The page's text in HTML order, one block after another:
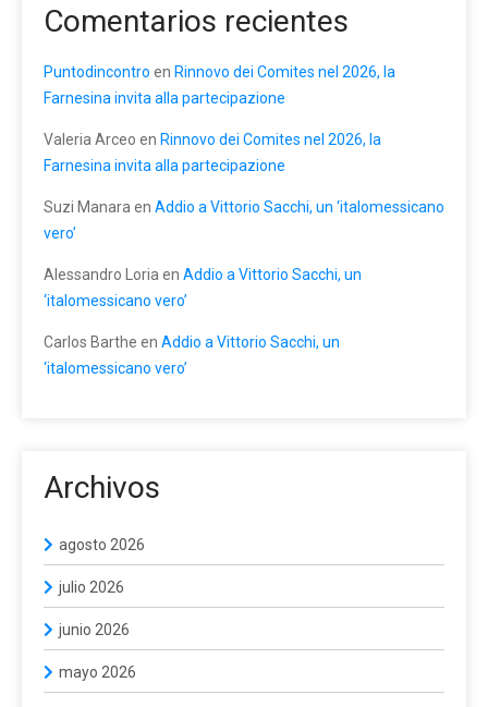
Comentarios recientes
Puntodincontro en Rinnovo dei Comites nel 2026, la
Farnesina invita alla partecipazione
Valeria Arceo en Rinnovo dei Comites nel 2026, la
Farnesina invita alla partecipazione
Suzi Manara en Addio a Vittorio Sacchi, un ‘italomessicano
vero’
Alessandro Loria en Addio a Vittorio Sacchi, un
‘italomessicano vero’
Carlos Barthe en Addio a Vittorio Sacchi, un
‘italomessicano vero’
Archivos
agosto 2026
julio 2026
junio 2026
mayo 2026